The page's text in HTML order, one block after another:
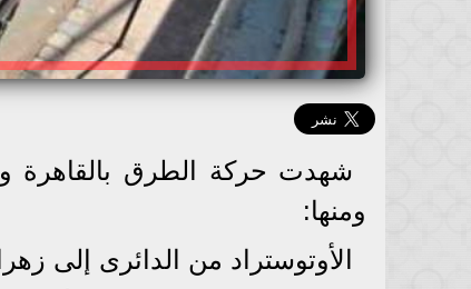
شهدت حركة الطرق بالقاهرة
ومنها:
الأوتوستراد من الدائرى إلى